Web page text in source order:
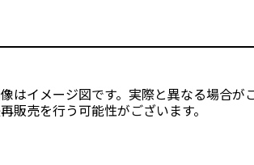
はイメージ図です。実際と異なる場合が
販売を行う可能性がございます。